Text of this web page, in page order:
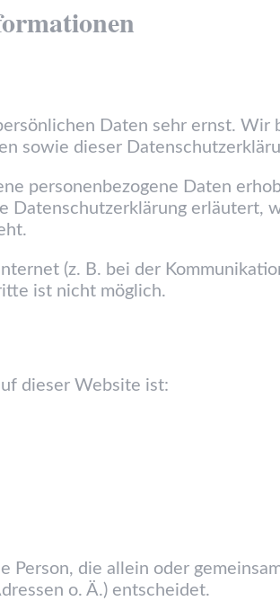
Daten sehr ernst.
sowie dieser
personenbezogene Daten
erläutert,
(z. B. bei der
ist nicht möglich.
dieser Website ist:
die allein oder
o. Ä.) entscheidet.